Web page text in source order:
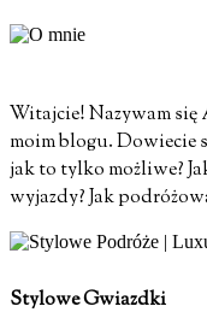
Witajcie! Nazywam się
moim blogu. Dowiecie
jak to tylko możliwe?
wyjazdy? Jak
Stylowe Gwiazdki